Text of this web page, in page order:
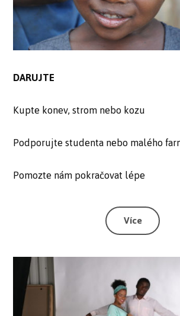
DARUJTE
Kupte konev, strom nebo kozu
Podporujte studenta nebo malého
Pomozte nám pokračovat lépe
Více